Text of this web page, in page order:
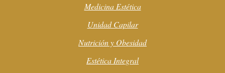
Medicina Estética
Unidad Capilar
Nutrición y Obesidad
Estética Integral